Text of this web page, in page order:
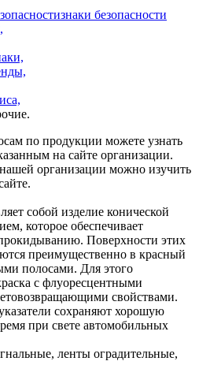
знаки безопасности
по продукции можете узнать
на сайте организации.
организации можно изучить
собой изделие конической
которое обеспечивает
Поверхности этих
преимущественно в красный
полосами. Для этого
с флуоресцентными
свойствами.
сохраняют хорошую
при свете автомобильных
ленты оградительные,